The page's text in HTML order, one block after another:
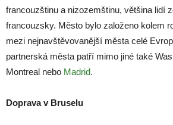
francouzštinu a nizozemštinu, většina lidí
francouzsky. Město bylo založeno kolem
mezi nejnavštěvovanější města celé
partnerská města patří mimo jiné také
Montreal nebo Madrid.
Doprava v Bruselu